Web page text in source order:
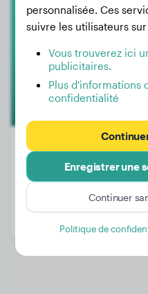
Poids:
Genre:
personnalisée. Ces
suivre les utilisateurs
Vous trouverez ici
publicitaires.
Plus d'informations
confidentialité
Enregistrer une
Continuer
Politique de